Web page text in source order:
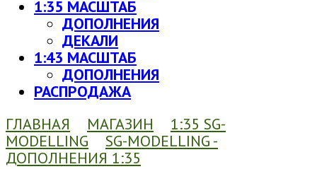
1:35 МАСШТАБ
ДОПОЛНЕНИЯ
ДЕКАЛИ
1:43 МАСШТАБ
ДОПОЛНЕНИЯ
РАСПРОДАЖА
ГЛАВНАЯ
МАГАЗИН
1:35 SG-
MODELLING
SG-MODELLING -
ДОПОЛНЕНИЯ 1:35